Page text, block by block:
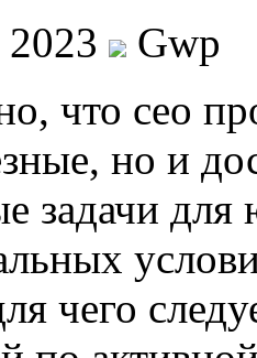
Gwp
что сео
но и
задачи
чего